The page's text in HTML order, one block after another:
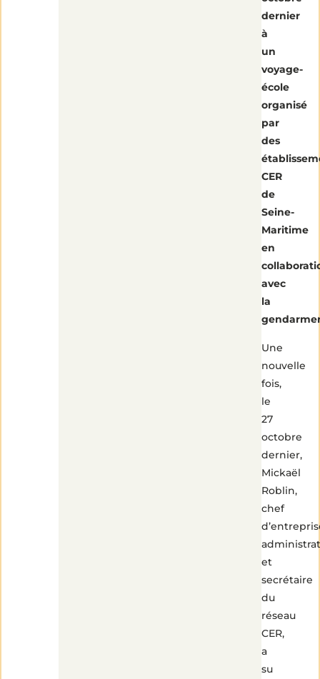
dernier
à
un
voyage-
école
organisé
par
des
CER
de
Seine-
Maritime
en
avec
la
Une
nouvelle
fois,
le
27
octobre
dernier,
Mickaël
Roblin,
chef
et
secrétaire
du
réseau
CER,
a
su